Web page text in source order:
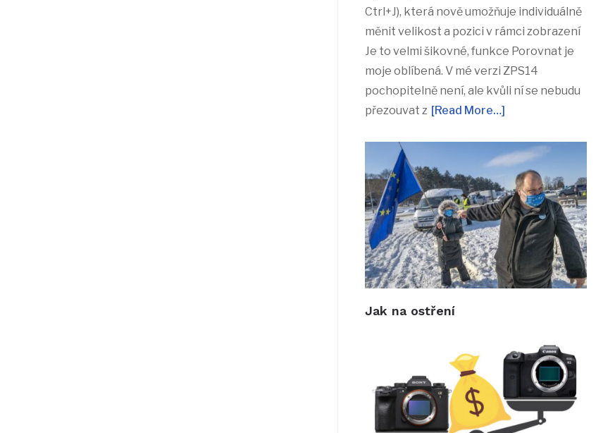
Ctrl+J), která nově umožňuje individuálně
měnit velikost a pozici v rámci zobrazení
Je to velmi šikovné, funkce Porovnat je
moje oblíbená. V mé verzi ZPS14
pochopitelně není, ale kvůli ní se nebudu
přezouvat z [Read More…]
Jak na ostření